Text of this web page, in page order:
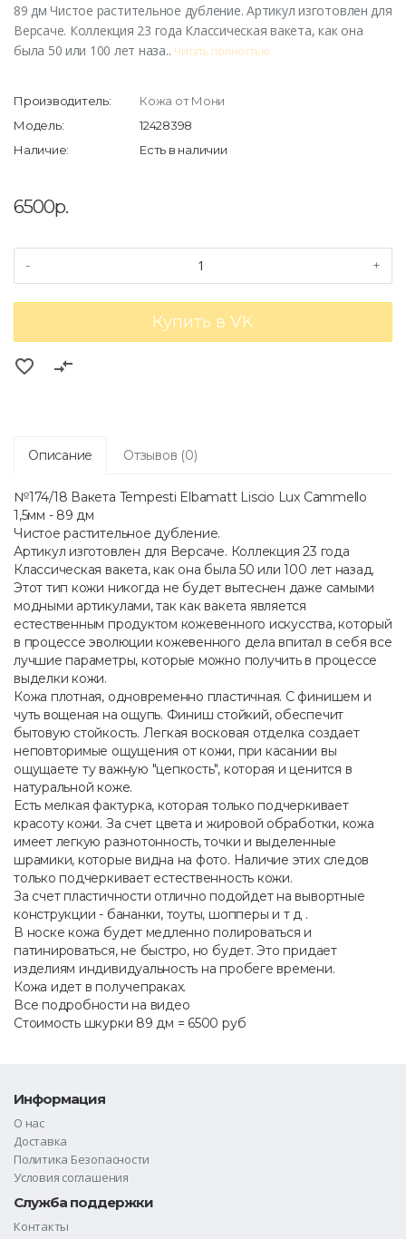
89 дм Чистое растительное дубление. Артикул изготовлен для
Версаче. Коллекция 23 года Классическая вакета, как она
была 50 или 100 лет наза.. Читать полностью
Производитель:
Кожа от Мони
Модель:
12428398
Наличие:
Есть в наличии
6500р.
- +
Купить в VK
favorite_border compare_arrows
Описание Отзывов (0)
№174/18 Вакета Tempesti Elbamatt Liscio Lux Cammello
1,5мм - 89 дм
Чистое растительное дубление.
Артикул изготовлен для Версаче. Коллекция 23 года
Классическая вакета, как она была 50 или 100 лет назад.
Этот тип кожи никогда не будет вытеснен даже самыми
модными артикулами, так как вакета является
естественным продуктом кожевенного искусства, который
в процессе эволюции кожевенного дела впитал в себя все
лучшие параметры, которые можно получить в процессе
выделки кожи.
Кожа плотная, одновременно пластичная. С финишем и
чуть вощеная на ощупь. Финиш стойкий, обеспечит
бытовую стойкость. Легкая восковая отделка создает
неповторимые ощущения от кожи, при касании вы
ощущаете ту важную "цепкость", которая и ценится в
натуральной коже.
Есть мелкая фактурка, которая только подчеркивает
красоту кожи. За счет цвета и жировой обработки, кожа
имеет легкую разнотонность, точки и выделенные
шрамики, которые видна на фото. Наличие этих следов
только подчеркивает естественность кожи.
За счет пластичности отлично подойдет на вывортные
конструкции - бананки, тоуты, шопперы и т д .
В носке кожа будет медленно полироваться и
патинироваться, не быстро, но будет. Это придает
изделиям индивидуальность на пробеге времени.
Кожа идет в получепраках.
Все подробности на видео
Стоимость шкурки 89 дм = 6500 руб
Информация
О нас
Доставка
Политика Безопасности
Условия соглашения
Служба поддержки
Контакты